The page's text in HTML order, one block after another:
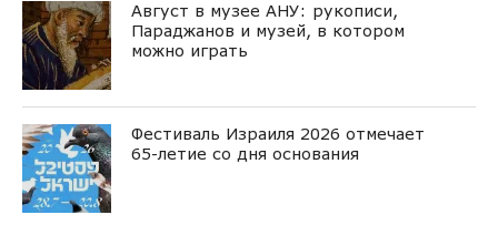
Август в музее АНУ: рукописи,
Параджанов и музей, в котором
можно играть
Фестиваль Израиля 2026 отмечает
65-летие со дня основания